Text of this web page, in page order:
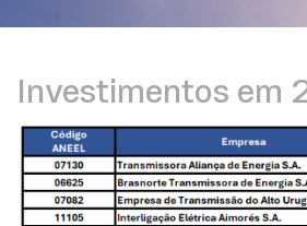
Investimentos em